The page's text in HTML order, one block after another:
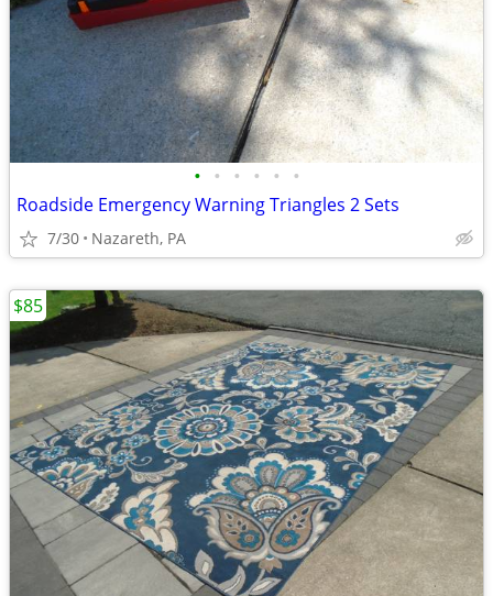
• • • • • •
Roadside Emergency Warning Triangles 2 Sets
7/30 Nazareth, PA
$85